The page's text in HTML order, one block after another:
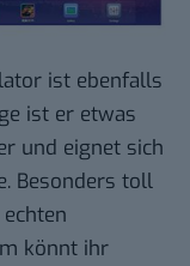
ist ebenfalls
ist er etwas
und eignet sich
Besonders toll
könnt ihr